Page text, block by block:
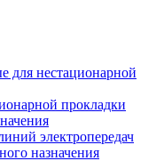
для нестационарной
прокладки
электропередач
назначения